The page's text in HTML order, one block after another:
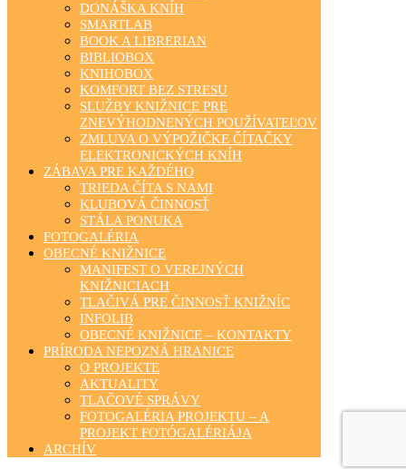
DONÁŠKA KNÍH
SMARTLAB
BOOK A LIBRERIAN
BIBLIOBOX
KNIHOBOX
KOMFORT BEZ STRESU
SLUŽBY KNIŽNICE PRE
ZNEVÝHODNENÝCH POUŽÍVATEĽOV
ZMLUVA O VÝPOŽIČKE ČÍTAČKY
ELEKTRONICKÝCH KNÍH
ZÁBAVA PRE KAŽDÉHO
TRIEDA ČÍTA S NAMI
KLUBOVÁ ČINNOSŤ
STÁLA PONUKA
FOTOGALÉRIA
OBECNÉ KNIŽNICE
MANIFEST O VEREJNÝCH
KNIŽNICIACH
TLAČIVÁ PRE ČINNOSŤ KNIŽNÍC
INFOLIB
OBECNÉ KNIŽNICE – KONTAKTY
PRÍRODA NEPOZNÁ HRANICE
O PROJEKTE
AKTUALITY
TLAČOVÉ SPRÁVY
FOTOGALÉRIA PROJEKTU – A
PROJEKT FOTÓGALÉRIÁJA
ARCHÍV